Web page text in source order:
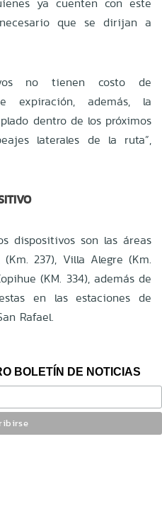
que se dirijan a
no tienen costo de
expiración, además, la
dentro de los próximos
laterales de la ruta”,
dispositivos son las áreas
237), Villa Alegre (Km.
(KM. 334), además de
en las estaciones de
Rafael.
BOLETÍN DE NOTICIAS